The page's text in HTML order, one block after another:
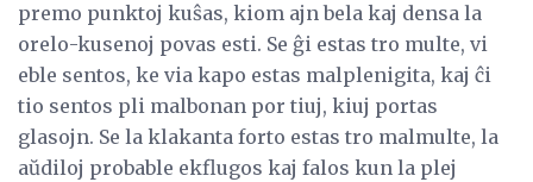
premo punktoj kuŝas, kiom ajn bela kaj densa la
orelo-kusenoj povas esti. Se ĝi estas tro multe, vi
eble sentos, ke via kapo estas malplenigita, kaj ĉi
tio sentos pli malbonan por tiuj, kiuj portas
glasojn. Se la klakanta forto estas tro malmulte, la
aŭdiloj probable ekflugos kaj falos kun la plej